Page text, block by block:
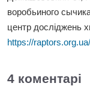
воробьиного
центр досліджень
https://
4 коментарі